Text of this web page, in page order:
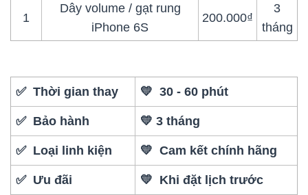
1
Dây volume / gạt rung
iPhone 6S
200.000₫
3
tháng
✅ Thời gian thay 💛 30 - 60 phút
✅ Bảo hành 💛 3 tháng
✅ Loại linh kiện 💛 Cam kết chính hãng
✅ Ưu đãi 💛 Khi đặt lịch trước